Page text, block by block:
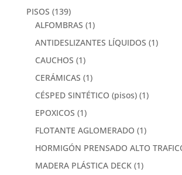
PISOS (139)
ALFOMBRAS (1)
ANTIDESLIZANTES LÍQUIDOS (1)
CAUCHOS (1)
CERÁMICAS (1)
CÉSPED SINTÉTICO (pisos) (1)
EPOXICOS (1)
FLOTANTE AGLOMERADO (1)
HORMIGÓN PRENSADO ALTO
MADERA PLÁSTICA DECK (1)